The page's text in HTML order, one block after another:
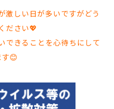
激しい日が多いですがどう
ださい💖
できることを心待ちにして
す😊